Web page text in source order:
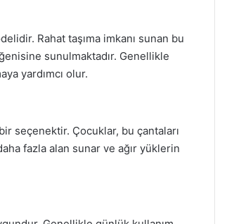
Rahat taşıma imkanı sunan bu
sunulmaktadır. Genellikle
yardımcı olur.
seçenektir. Çocuklar, bu çantaları
fazla alan sunar ve ağır yüklerin